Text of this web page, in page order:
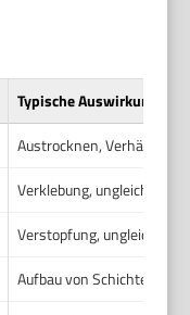
Typische Auswirkung
Austrocknen, Verhärten,
Verklebung,
Verstopfung,
Aufbau von Schichten,